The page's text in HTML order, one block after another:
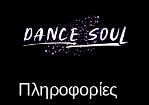
Πληροφορίες